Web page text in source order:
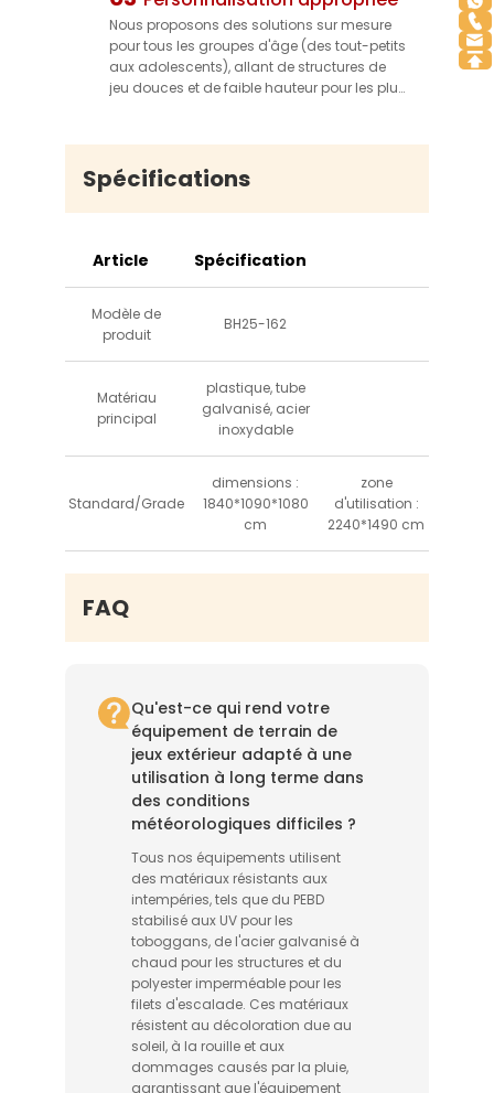
chute — assurant la sécurité des enfants
pendant qu'ils jouent et offrant une
tranquillité d'esprit aux gestionnaires de
parcs.
Nous proposons des solutions sur mesure
pour tous les groupes d'âge (des tout-petits
aux adolescents), allant de structures de
jeu douces et de faible hauteur pour les plus
Nos conceptions s'adaptent à différentes
tailles et thèmes de parcs (par exemple,
pirate, espace, nature), vous permettant de
créer un espace unique et captivant qui
Spécifications
Article Spécification
Modèle de
produit
BH25-162
Matériau
principal
plastique, tube
galvanisé, acier
inoxydable
Standard/Grade
dimensions :
1840*1090*1080
cm
zone
d'utilisation :
2240*1490 cm
FAQ
Qu'est-ce qui rend votre
équipement de terrain de
jeux extérieur adapté à une
utilisation à long terme dans
des conditions
météorologiques difficiles ?
Tous nos équipements utilisent
des matériaux résistants aux
intempéries, tels que du PEBD
stabilisé aux UV pour les
toboggans, de l'acier galvanisé à
chaud pour les structures et du
polyester imperméable pour les
filets d'escalade. Ces matériaux
résistent au décoloration due au
soleil, à la rouille et aux
dommages causés par la pluie,
garantissant que l'équipement